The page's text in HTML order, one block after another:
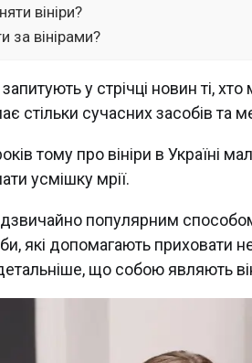
вініри?
за вінірами?
запитують у стрічці новин ті,
стільки сучасних засобів
тому про вініри в Україні
усмішку мрії.
популярним
які допомагають приховати
що собою являють